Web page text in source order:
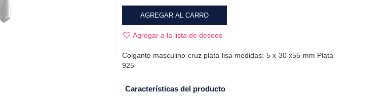
AGREGAR AL CARRO
Agregar a la lista de deseos
Colgante masculino cruz plata lisa medidas: 5 x 30 x55 mm Plata
925
Características del producto